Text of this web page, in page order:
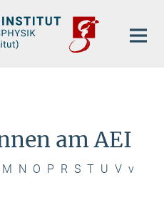
am AEI
M N O P R S T U V v